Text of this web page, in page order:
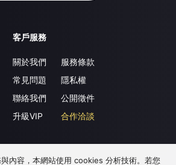
客戶服務
關於我們
常見問題
聯絡我們
升級VIP
服務條款
隱私權
公開徵件
合作洽談
內容，本網站使用 cookies 分析技術。若您